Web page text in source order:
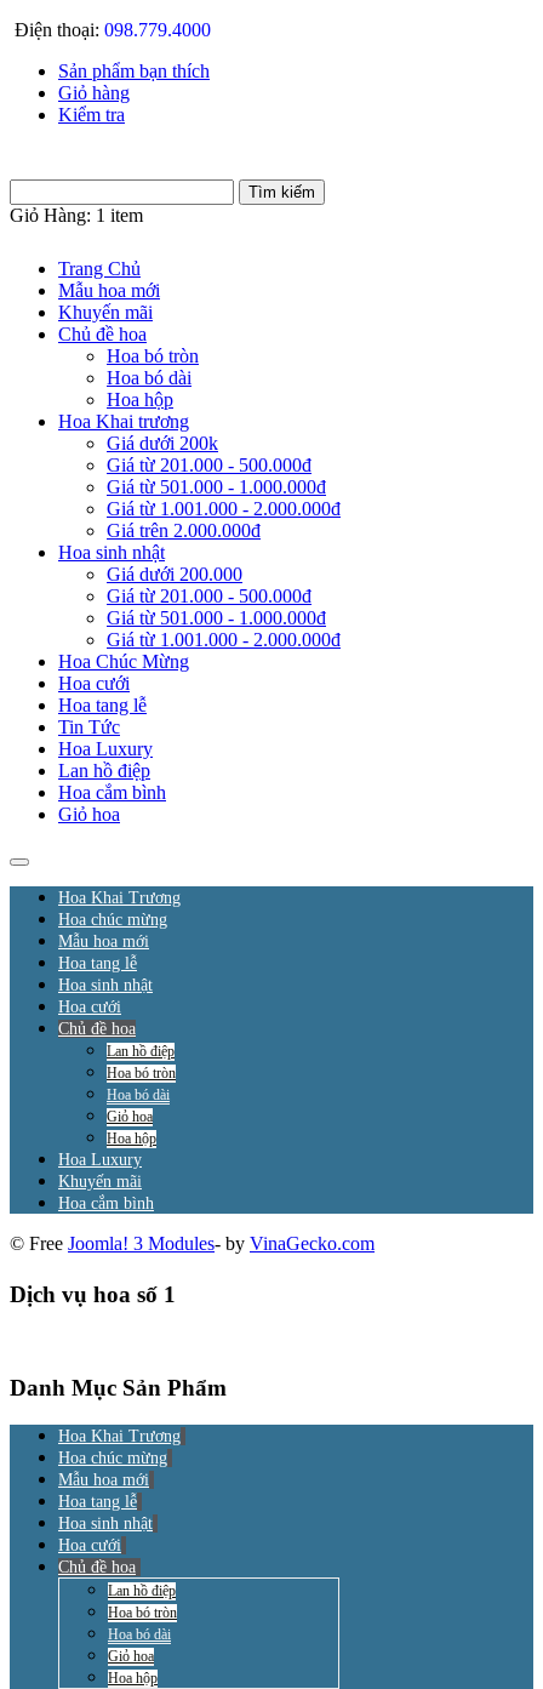
Điện thoại: 098.779.4000
Sản phẩm bạn thích
Giỏ hàng
Kiểm tra
Giỏ Hàng: 1 item
Trang Chủ
Mẫu hoa mới
Khuyến mãi
Chủ đề hoa
Hoa bó tròn
Hoa bó dài
Hoa hộp
Hoa Khai trương
Giá dưới 200k
Giá từ 201.000 - 500.000đ
Giá từ 501.000 - 1.000.000đ
Giá từ 1.001.000 - 2.000.000đ
Giá trên 2.000.000đ
Hoa sinh nhật
Giá dưới 200.000
Giá từ 201.000 - 500.000đ
Giá từ 501.000 - 1.000.000đ
Giá từ 1.001.000 - 2.000.000đ
Hoa Chúc Mừng
Hoa cưới
Hoa tang lễ
Tin Tức
Hoa Luxury
Lan hồ điệp
Hoa cắm bình
Giỏ hoa
Hoa Khai Trương
Hoa chúc mừng
Mẫu hoa mới
Hoa tang lễ
Hoa sinh nhật
Hoa cưới
Chủ đề hoa
Lan hồ điệp
Hoa bó tròn
Hoa bó dài
Giỏ hoa
Hoa hộp
Hoa Luxury
Khuyến mãi
Hoa cắm bình
© Free Joomla! 3 Modules- by VinaGecko.com
Dịch vụ hoa số 1
Danh Mục Sản Phẩm
Hoa Khai Trương
Hoa chúc mừng
Mẫu hoa mới
Hoa tang lễ
Hoa sinh nhật
Hoa cưới
Chủ đề hoa
Lan hồ điệp
Hoa bó tròn
Hoa bó dài
Giỏ hoa
Hoa hộp